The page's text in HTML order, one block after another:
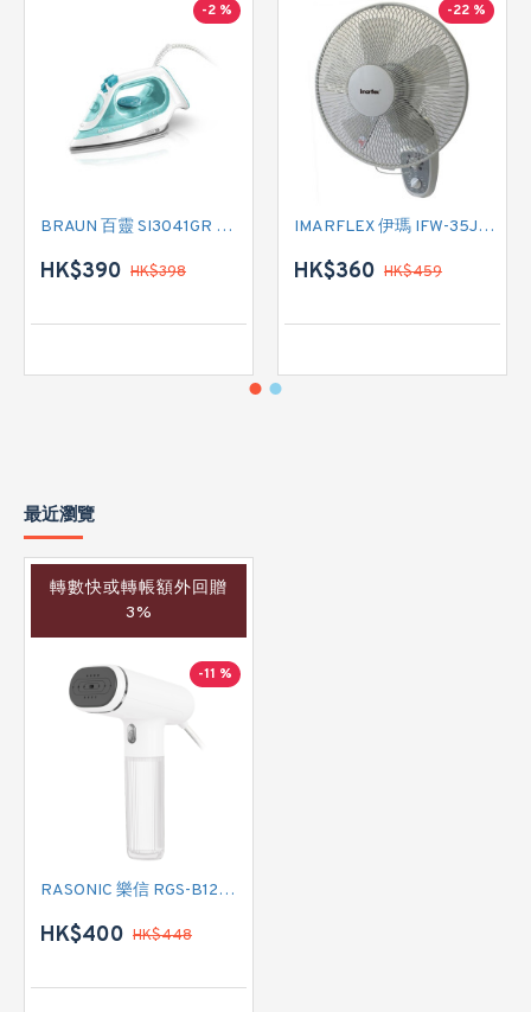
-2 %
BRAUN 百靈 SI3041GR 蒸氣熨斗
HK$390 HK$398
-22 %
IMARFLEX 伊瑪 IFW-35J2 掛牆扇
HK$360 HK$459
最近瀏覽
轉數快或轉帳額外回贈
3%
-11 %
RASONIC 樂信 RGS-B12MW 蒸氣掛燙機
HK$400 HK$448